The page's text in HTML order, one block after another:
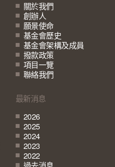
關於我們
創辦人
願景使命
基金會歷史
基金會架構及成員
撥款政策
項目一覽
聯絡我們
最新消息
2026
2025
2024
2023
2022